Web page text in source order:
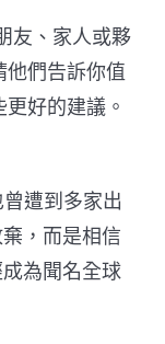
友、家人或夥
他們告訴你值
好的建議。
遭到多家出
，而是相信
為聞名全球